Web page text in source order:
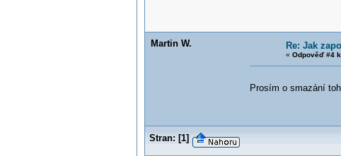
Martin W. Re: Jak
« Odpověď #4
Prosím o smazání
Stran: [1]